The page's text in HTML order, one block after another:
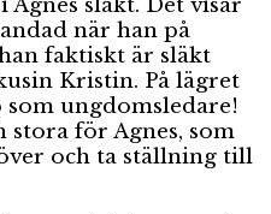
släkt. Det visar
när han på
faktiskt är släkt
Kristin. På lägret
ungdomsledare!
stora för Agnes, som
och ta ställning till